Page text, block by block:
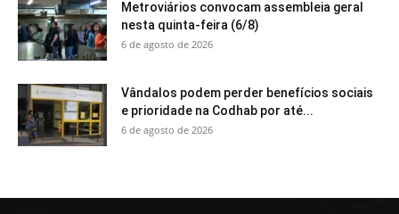
Metroviários convocam assembleia geral
nesta quinta-feira (6/8)
6 de agosto de 2026
Vândalos podem perder benefícios sociais
e prioridade na Codhab por até...
6 de agosto de 2026